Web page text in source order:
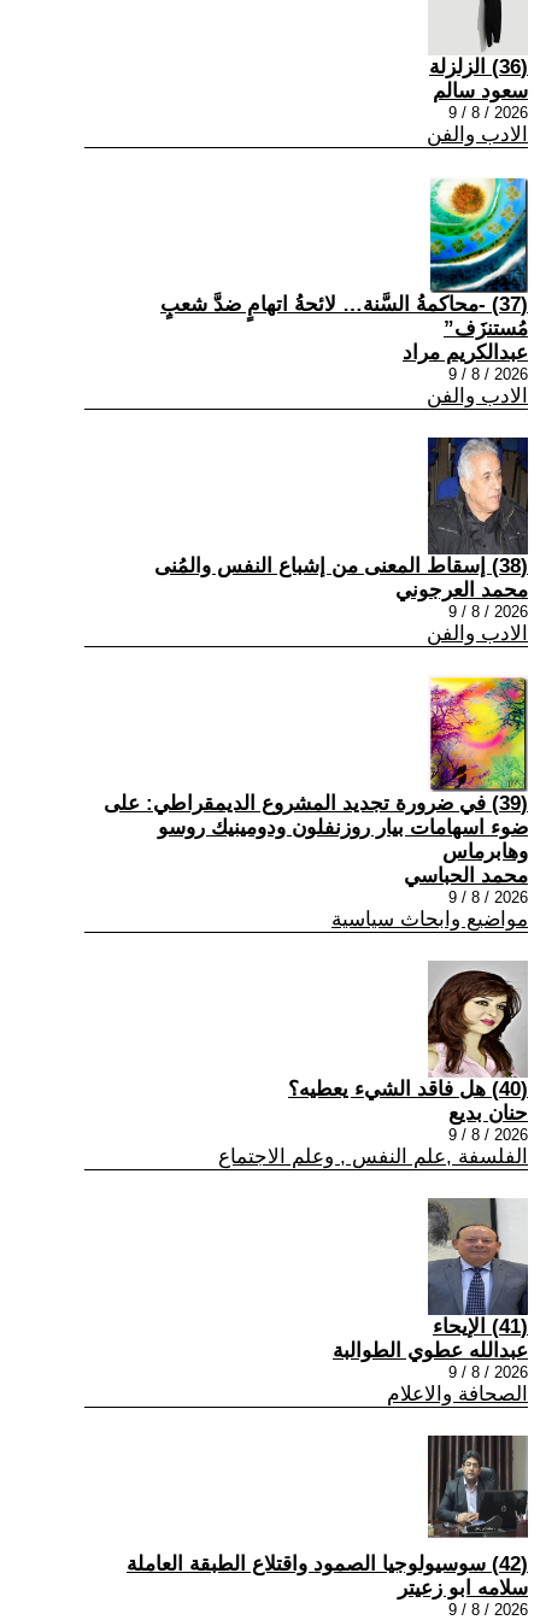
(36) الزلزلة
سعود سالم
2026 / 8 / 9
الادب والفن
(37) -محاكمةُ السَّنة… لائحةُ اتهامٍ ضدَّ شعبٍ
مُستنزَف”
عبدالكريم مراد
2026 / 8 / 9
الادب والفن
(38) إسقاط المعنى من إشباع النفس والمُنى
محمد العرجوني
2026 / 8 / 9
الادب والفن
(39) في ضرورة تجديد المشروع الديمقراطي: على
ضوء اسهامات بيار روزنفلون ودومينيك روسو
وهابرماس
محمد الحباسي
2026 / 8 / 9
مواضيع وابحاث سياسية
(40) هل فاقد الشيء يعطيه؟
حنان بديع
2026 / 8 / 9
الفلسفة ,علم النفس , وعلم الاجتماع
(41) الإيحاء
عبدالله عطوي الطوالبة
2026 / 8 / 9
الصحافة والاعلام
(42) سوسيولوجيا الصمود واقتلاع الطبقة العاملة
سلامه ابو زعيتر
2026 / 8 / 9